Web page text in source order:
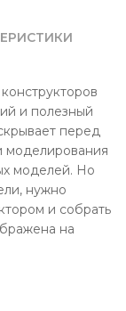
и полезный
перед
моделирования
моделей. Но
нужно
и собрать
на